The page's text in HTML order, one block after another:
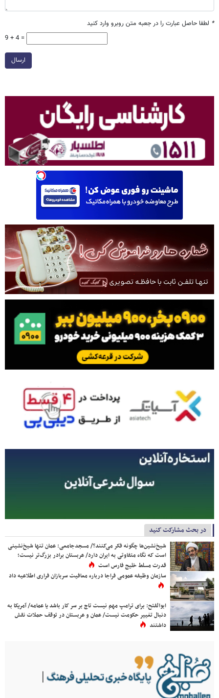
* لطفا حاصل عبارت را در جعبه متن روبرو وارد کنید
9 + 4 =
ارسال
در بحث مشارکت کنید
شیخ‌نشین‌ها چگونه فکر می‌کنند؟/ مسجدجامعی: عمان تنها شیخ‌نشینی
است که نگاه متفاوتی به ایران دارد/ عربستان برادر بزرگ‌تر نیست؛
قدرت مسلط خلیج فارس است
سازمان وظیفه عمومی فراجا درباره معافیت سربازان فراری اطلاعیه داد
ابوالفتح: برای ترامپ مهم نیست تاج بر سر کار باشد یا عمامه/ آمریکا به
دنبال تغییر حکومت نیست/ عمان و عربستان در توقف حملات نقش
داشتند